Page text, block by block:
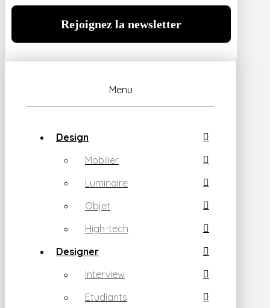
Menu
Design
Mobilier
Luminaire
Objet
High-tech
Designer
Interview
Etudiants